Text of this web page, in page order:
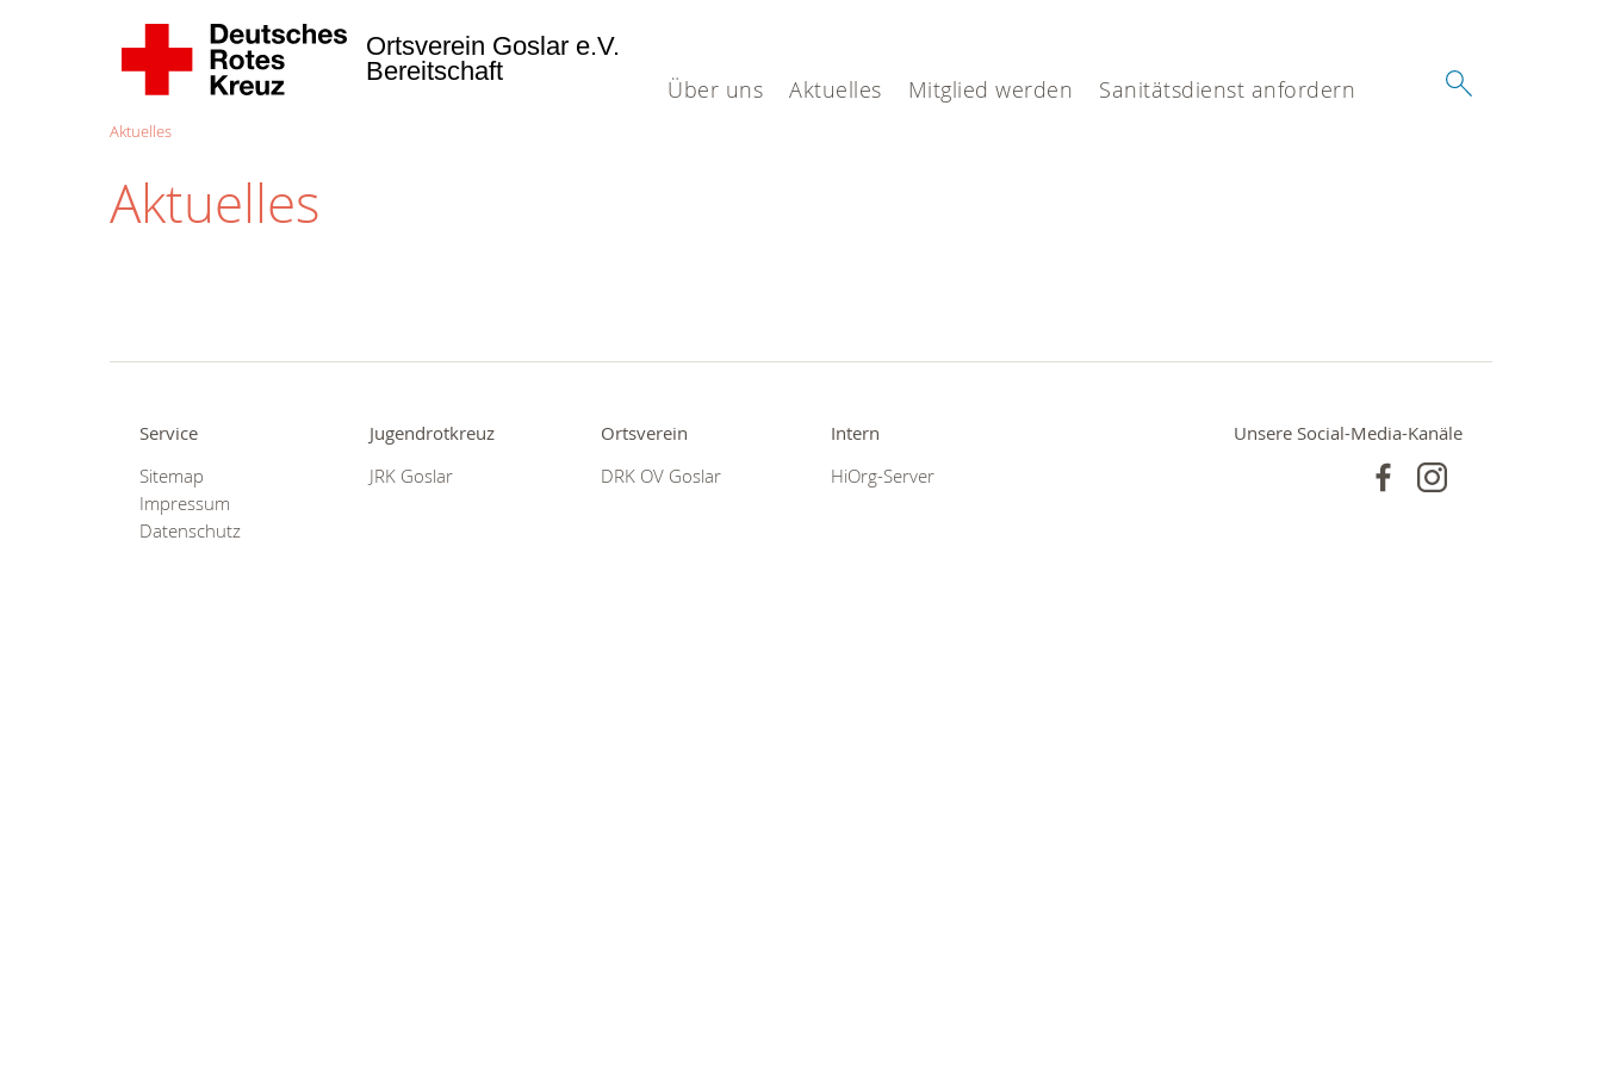
Über uns Aktuelles Mitglied werden Sanitätsdienst anfordern
Ortsverein Goslar e.V.
Bereitschaft
Aktuelles
Aktuelles
Service
Sitemap
Impressum
Datenschutz
Jugendrotkreuz
JRK Goslar
Ortsverein
DRK OV Goslar
Intern
HiOrg-Server
Unsere Social-Media-Kanäle